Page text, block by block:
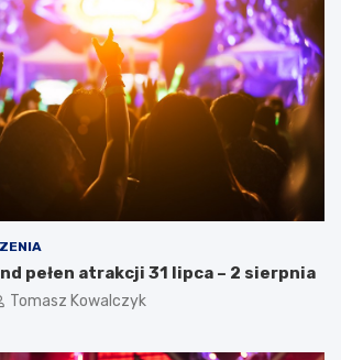
pełen atrakcji 31 lipca – 2 sierpnia
Tomasz Kowalczyk